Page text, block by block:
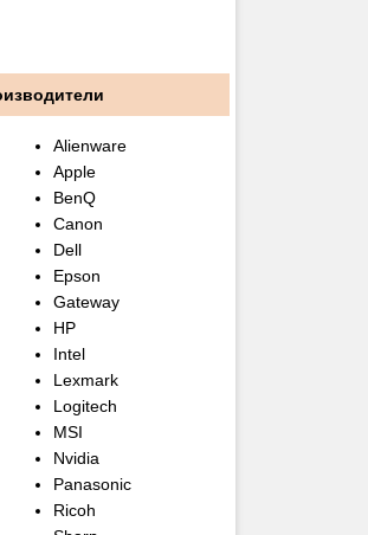
Alienware
Apple
BenQ
Canon
Dell
Epson
Gateway
HP
Intel
Lexmark
Logitech
MSI
Nvidia
Panasonic
Ricoh